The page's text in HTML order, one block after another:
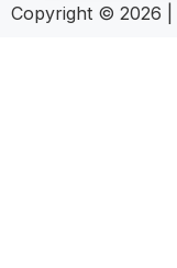
Copyright © 2026